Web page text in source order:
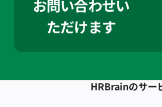
お問い合わせい
ただけます
HRBrainのサー